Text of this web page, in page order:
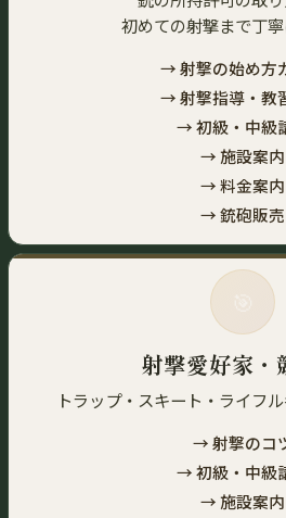
初めての射撃まで丁
→ 射撃の始め方
→ 射撃指導・教
→ 初級・中級
→ 施設案内
→ 料金案内
→ 銃砲販売
射撃愛好家・
トラップ・スキート・ライフ
→ 射撃のコ
→ 初級・中級
→ 施設案内